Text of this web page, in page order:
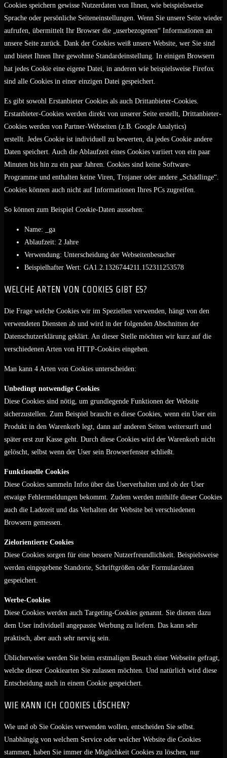
Cookies speichern gewisse Nutzerdaten von Ihnen, wie beispielsweise
Sprache oder persönliche Seiteneinstellungen. Wenn Sie unsere Seite wieder
aufrufen, übermittelt Ihr Browser die „userbezogenen“ Informationen an
unsere Seite zurück. Dank der Cookies weiß unsere Website, wer Sie sind
und bietet Ihnen Ihre gewohnte Standardeinstellung. In einigen Browsern
hat jedes Cookie eine eigene Datei, in anderen wie beispielsweise Firefox
sind alle Cookies in einer einzigen Datei gespeichert.
Es gibt sowohl Erstanbieter Cookies als auch Drittanbieter-Cookies.
Erstanbieter-Cookies werden direkt von unserer Seite erstellt, Drittanbieter-
Cookies werden von Partner-Webseiten (z.B. Google Analytics)
erstellt. Jedes Cookie ist individuell zu bewerten, da jedes Cookie andere
Daten speichert. Auch die Ablaufzeit eines Cookies variiert von ein paar
Minuten bis hin zu ein paar Jahren. Cookies sind keine Software-
Programme und enthalten keine Viren, Trojaner oder andere „Schädlinge“.
Cookies können auch nicht auf Informationen Ihres PCs zugreifen.
So können zum Beispiel Cookie-Daten aussehen:
Name: _ga
Ablaufzeit: 2 Jahre
Verwendung: Unterscheidung der Webseitenbesucher
Beispielhafter Wert: GA1.2.1326744211.152311253578
WELCHE ARTEN VON COOKIES GIBT ES?
Die Frage welche Cookies wir im Speziellen verwenden, hängt von den
verwendeten Diensten ab und wird in der folgenden Abschnitten der
Datenschutzerklärung geklärt. An dieser Stelle möchten wir kurz auf die
verschiedenen Arten von HTTP-Cookies eingehen.
Man kann 4 Arten von Cookies unterscheiden:
Unbedingt notwendige Cookies
Diese Cookies sind nötig, um grundlegende Funktionen der Website
sicherzustellen. Zum Beispiel braucht es diese Cookies, wenn ein User ein
Produkt in den Warenkorb legt, dann auf anderen Seiten weitersurft und
später erst zur Kasse geht. Durch diese Cookies wird der Warenkorb nicht
gelöscht, selbst wenn der User sein Browserfenster schließt.
Funktionelle Cookies
Diese Cookies sammeln Infos über das Userverhalten und ob der User
etwaige Fehlermeldungen bekommt. Zudem werden mithilfe dieser Cookies
auch die Ladezeit und das Verhalten der Website bei verschiedenen
Browsern gemessen.
Zielorientierte Cookies
Diese Cookies sorgen für eine bessere Nutzerfreundlichkeit. Beispielsweise
werden eingegebene Standorte, Schriftgrößen oder Formulardaten
gespeichert.
Werbe-Cookies
Diese Cookies werden auch Targeting-Cookies genannt. Sie dienen dazu
dem User individuell angepasste Werbung zu liefern. Das kann sehr
praktisch, aber auch sehr nervig sein.
Üblicherweise werden Sie beim erstmaligen Besuch einer Webseite gefragt,
welche dieser Cookiearten Sie zulassen möchten. Und natürlich wird diese
Entscheidung auch in einem Cookie gespeichert.
WIE KANN ICH COOKIES LÖSCHEN?
Wie und ob Sie Cookies verwenden wollen, entscheiden Sie selbst.
Unabhängig von welchem Service oder welcher Website die Cookies
stammen, haben Sie immer die Möglichkeit Cookies zu löschen, nur